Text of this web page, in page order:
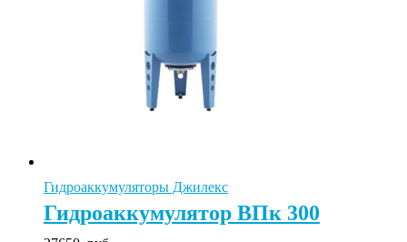
Гидроаккумуляторы Джилекс
Гидроаккумулятор ВПк 300